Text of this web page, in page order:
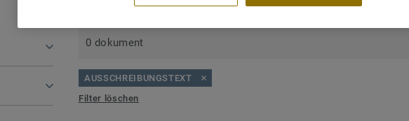
0 dokument
AUSSCHREIBUNGSTEXT
Filter löschen